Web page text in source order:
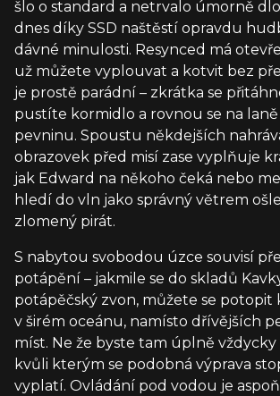
šlo o standard a netrvalo úmorně
dnes díky SSD naštěstí opravdu
dávné minulosti. Resynced má
už můžete vyplouvat a kotvit bez
je prostě parádní – zkrátka se
pustíte kormidlo a rovnou se na
pevninu. Spoustu někdejších
obrazovek před misí zase vyplňuje
jak Edward na někoho čeká nebo
hledí do vln jako správný větrem
zlomený pirát.
S nabytou svobodou úzce souvisí
potápění – jakmile se do skladů
potápěčský zvon, můžete se potopit
v širém oceánu, namísto dřívějších
míst. Ne že byste tam úplně vždycky
kvůli kterým se podobná výprava
vyplatí. Ovládání pod vodou je